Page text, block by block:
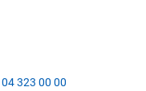
04 323 00 00